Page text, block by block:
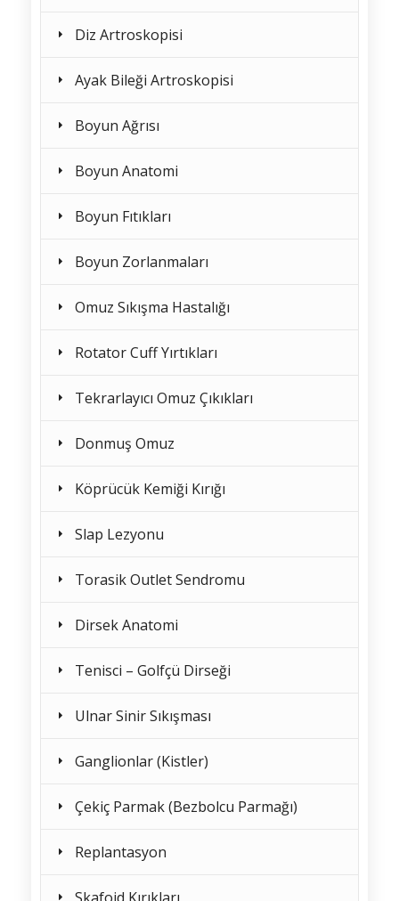
Diz Artroskopisi
Ayak Bileği Artroskopisi
Boyun Ağrısı
Boyun Anatomi
Boyun Fıtıkları
Boyun Zorlanmaları
Omuz Sıkışma Hastalığı
Rotator Cuff Yırtıkları
Tekrarlayıcı Omuz Çıkıkları
Donmuş Omuz
Köprücük Kemiği Kırığı
Slap Lezyonu
Torasik Outlet Sendromu
Dirsek Anatomi
Tenisci – Golfçü Dirseği
Ulnar Sinir Sıkışması
Ganglionlar (Kistler)
Çekiç Parmak (Bezbolcu Parmağı)
Replantasyon